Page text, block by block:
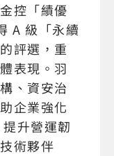
控「績優
A 級「永續
評選，重
表現。羽
、資安治
企業強化
升營運韌
術夥伴